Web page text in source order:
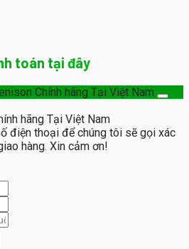
toán tại đây
Chính hãng Tại Việt Nam
hãng Tại Việt Nam
điện thoại để chúng tôi sẽ gọi xác
hàng. Xin cảm ơn!